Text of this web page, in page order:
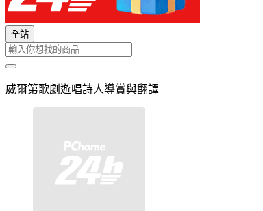
全站
威爾第歌劇遊唱詩人導賞與翻譯